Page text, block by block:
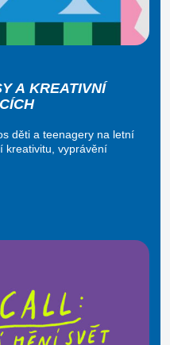
A KREATIVNÍ
děti a teenagery na letní
kreativitu, vyprávění